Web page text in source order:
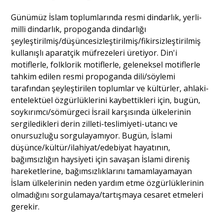
Günümüz İslam toplumlarında resmi dindarlık, yerli-
milli dindarlık, propoganda dindarlığı
şeyleştirilmiş/düşüncesizleştirilmiş/fikirsizleştirilmiş
kullanışlı aparatçik müfrezeleri üretiyor. Din'i
motiflerle, folklorik motiflerle, geleneksel motiflerle
tahkim edilen resmi propoganda dili/söylemi
tarafından şeyleştirilen toplumlar ve kültürler, ahlaki-
entelektüel özgürlüklerini kaybettikleri için, bugün,
soykırımcı/sömürgeci İsrail karşısında ülkelerinin
sergiledikleri derin zilleti-teslimiyeti-utancı ve
onursuzluğu sorgulayamıyor. Bugün, İslami
düşünce/kültür/ilahiyat/edebiyat hayatının,
bağımsızlığın haysiyeti için savaşan İslami direniş
hareketlerine, bağımsızlıklarını tamamlayamayan
İslam ülkelerinin neden yardım etme özgürlüklerinin
olmadığını sorgulamaya/tartışmaya cesaret etmeleri
gerekir.